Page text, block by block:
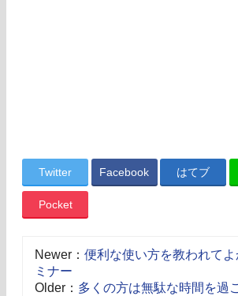
Twitter Facebook はてブ
Pocket
Newer： 便利な使い方を教われて
ミナー
Older： 多くの方は無駄な時間を過